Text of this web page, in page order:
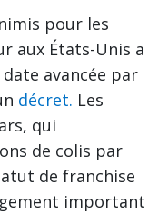
pour les
aux États-Unis a
avancée par
décret. Les
qui
de colis par
de franchise
important